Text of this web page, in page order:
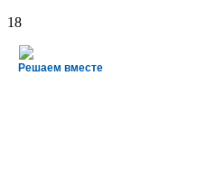
18
Решаем вместе